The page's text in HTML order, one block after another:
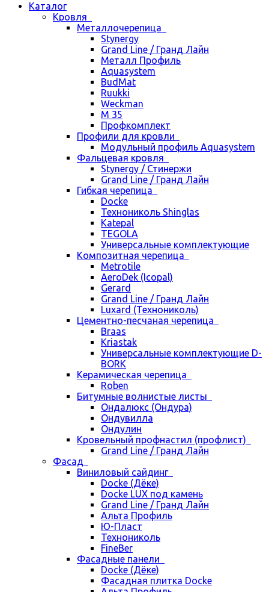
Каталог
Кровля
Металлочерепица
Stynergy
Grand Line / Гранд Лайн
Металл Профиль
Aquasystem
BudMat
Ruukki
Weckman
М 35
Профкомплект
Профили для кровли
Модульный профиль Aquasystem
Фальцевая кровля
Stynergy / Стинержи
Grand Line / Гранд Лайн
Гибкая черепица
Docke
Технониколь Shinglas
Katepal
TEGOLA
Универсальные комплектующие
Композитная черепица
Metrotile
AeroDek (Icopal)
Gerard
Grand Line / Гранд Лайн
Luxard (Технониколь)
Цементно-песчаная черепица
Braas
Kriastak
Универсальные комплектующие D-
BORK
Керамическая черепица
Roben
Битумные волнистые листы
Ондалюкс (Ондура)
Ондувилла
Ондулин
Кровельный профнастил (профлист)
Grand Line / Гранд Лайн
Фасад
Виниловый сайдинг
Docke (Дёке)
Docke LUX под камень
Grand Line / Гранд Лайн
Альта Профиль
Ю-Пласт
Технониколь
FineBer
Фасадные панели
Docke (Дёке)
Фасадная плитка Docke